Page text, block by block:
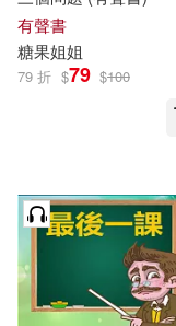
有聲書
糖果姐姐
79 折 $79 $100